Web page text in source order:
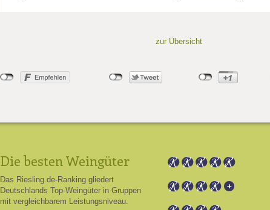
zur Übersicht
Die besten Weingüter
Das Riesling.de-Ranking gliedert
Deutschlands Top-Weingüter in Gruppen
mit vergleichbarem Leistungsniveau.